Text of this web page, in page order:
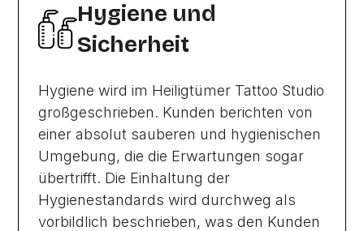
Hygiene und
Sicherheit
Hygiene wird im Heiligtümer Tattoo Studio
großgeschrieben. Kunden berichten von
einer absolut sauberen und hygienischen
Umgebung, die die Erwartungen sogar
übertrifft. Die Einhaltung der
Hygienestandards wird durchweg als
vorbildlich beschrieben, was den Kunden